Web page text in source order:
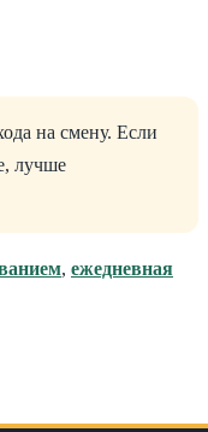
на смену. Если
лучше
, ежедневная